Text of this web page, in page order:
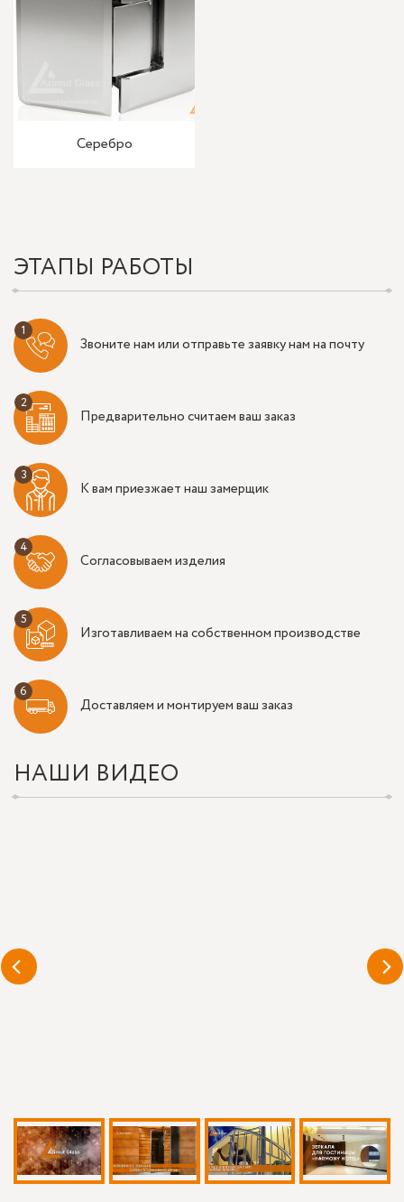
Серебро
ЭТАПЫ РАБОТЫ
Звоните нам или отправьте заявку нам на почту
Предварительно считаем ваш заказ
К вам приезжает наш замерщик
Согласовываем изделия
Изготавливаем на собственном производстве
Доставляем и монтируем ваш заказ
НАШИ ВИДЕО